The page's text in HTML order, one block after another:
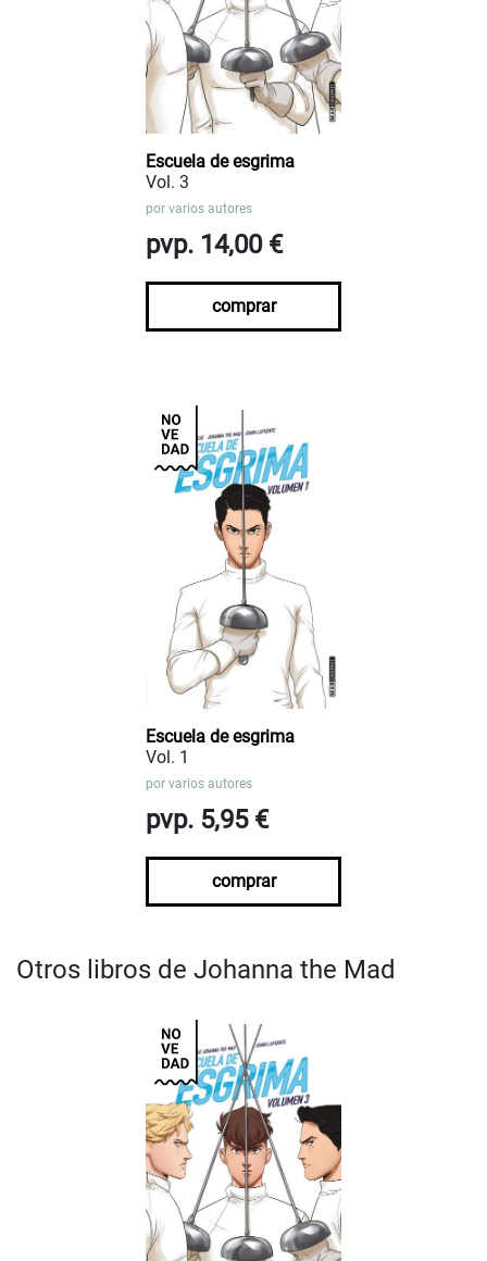
Escuela de esgrima
Vol. 3
por varios autores
pvp. 14,00 €
comprar
Escuela de esgrima
Vol. 1
por varios autores
pvp. 5,95 €
comprar
Otros libros de Johanna the Mad